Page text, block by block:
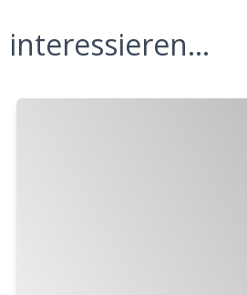
interessieren...